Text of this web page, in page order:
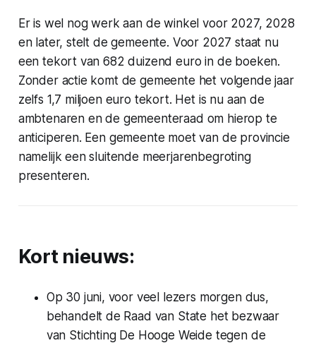
Er is wel nog werk aan de winkel voor 2027, 2028
en later, stelt de gemeente. Voor 2027 staat nu
een tekort van 682 duizend euro in de boeken.
Zonder actie komt de gemeente het volgende jaar
zelfs 1,7 miljoen euro tekort. Het is nu aan de
ambtenaren en de gemeenteraad om hierop te
anticiperen. Een gemeente moet van de provincie
namelijk een sluitende meerjarenbegroting
presenteren.
Kort nieuws:
Op 30 juni, voor veel lezers morgen dus,
behandelt de Raad van State het bezwaar
van Stichting De Hooge Weide tegen de